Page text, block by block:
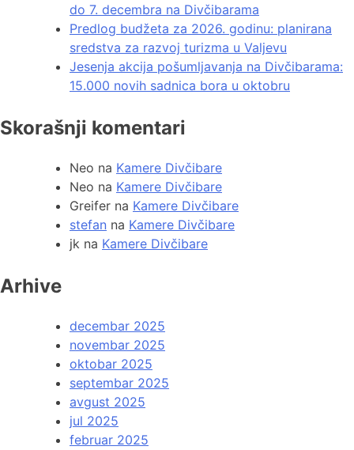
do 7. decembra na Divčibarama
Predlog budžeta za 2026. godinu: planirana
sredstva za razvoj turizma u Valjevu
Jesenja akcija pošumljavanja na Divčibarama:
15.000 novih sadnica bora u oktobru
Skorašnji komentari
Neo na Kamere Divčibare
Neo na Kamere Divčibare
Greifer na Kamere Divčibare
stefan na Kamere Divčibare
jk na Kamere Divčibare
Arhive
decembar 2025
novembar 2025
oktobar 2025
septembar 2025
avgust 2025
jul 2025
februar 2025